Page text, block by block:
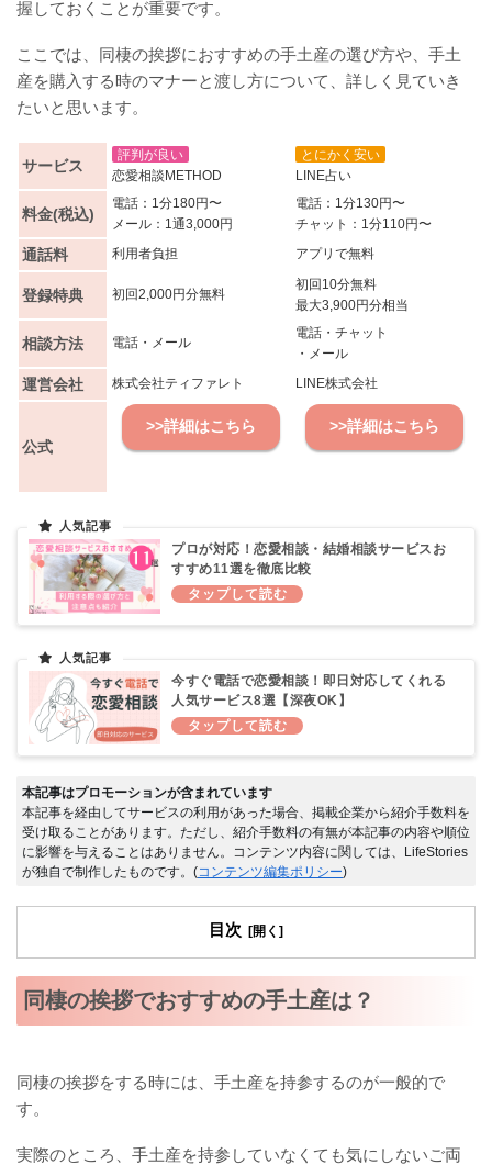
握しておくことが重要です。
ここでは、同棲の挨拶におすすめの手土産の選び方や、手土
産を購入する時のマナーと渡し方について、詳しく見ていき
たいと思います。
サービス
評判が良い
恋愛相談METHOD
とにかく安い
LINE占い
料金(税込)
電話：1分180円〜
メール：1通3,000円
電話：1分130円〜
チャット：1分110円〜
通話料 利用者負担 アプリで無料
登録特典 初回2,000円分無料
初回10分無料
最大3,900円分相当
相談方法 電話・メール
電話・チャット
・メール
運営会社 株式会社ティファレト LINE株式会社
公式
>>詳細はこちら >>詳細はこちら
プロが対応！恋愛相談・結婚相談サービスお
すすめ11選を徹底比較
今すぐ電話で恋愛相談！即日対応してくれる
人気サービス8選【深夜OK】
本記事はプロモーションが含まれています
本記事を経由してサービスの利用があった場合、掲載企業から紹介手数料を
受け取ることがあります。ただし、紹介手数料の有無が本記事の内容や順位
に影響を与えることはありません。コンテンツ内容に関しては、LifeStories
が独自で制作したものです。(コンテンツ編集ポリシー)
目次
同棲の挨拶でおすすめの手土産は？
同棲の挨拶をする時には、手土産を持参するのが一般的で
す。
実際のところ、手土産を持参していなくても気にしないご両